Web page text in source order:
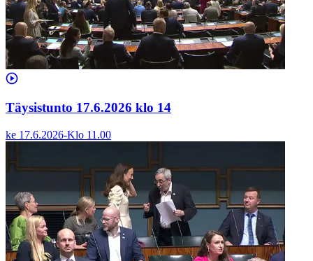
Täysistunto 17.6.2026 klo 14
ke 17.6.2026-Klo 11.00